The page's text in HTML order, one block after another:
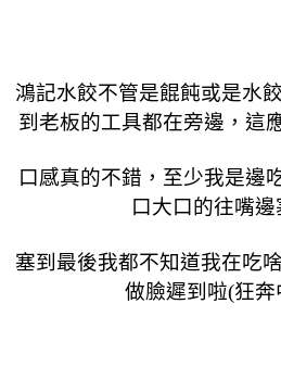
鴻記水餃不管是餛飩或是水
到老板的工具都在旁邊， 這
口感真的不錯，至少我是邊
口大口的往嘴邊
塞到最後我都不知道我在吃
做臉遲到啦(狂奔